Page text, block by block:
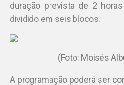
duração prevista de 2
dividido em seis blocos.
(Foto: Moisés
A programação poderá ser